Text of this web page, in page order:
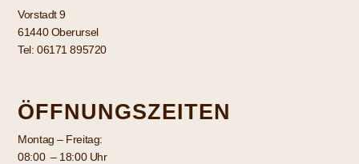
Vorstadt 9
61440 Oberursel
Tel: 06171 895720
ÖFFNUNGSZEITEN
Montag – Freitag:
08:00 – 18:00 Uhr